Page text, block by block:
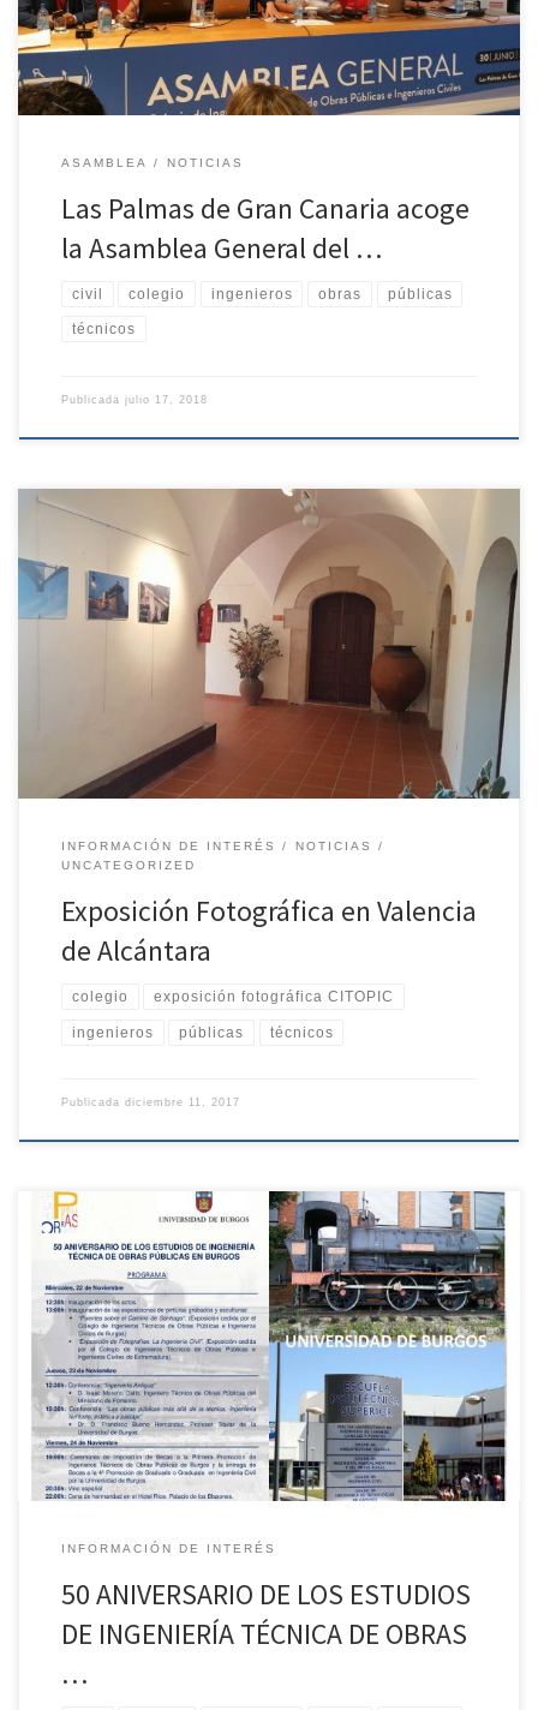
se ha contado con la presencia del: presidente del […]
ASAMBLEA NOTICIAS
Las Palmas de Gran Canaria acoge
la Asamblea General del …
civil colegio ingenieros obras públicas
técnicos
Publicada julio 17, 2018
La exposición fotográfica del CITOPIC de Extremadura ha
viajado esta vez hasta Valencia de Alcántara, y la hemos dejado
montada en el Conventual de Santa Clara, con motivo de los actos
municipales conmemorativos del bicentenario del nacimiento, del
insigne ingeniero valenciano D. Cipriano Segundo […]
INFORMACIÓN DE INTERÉS
NOTICIAS
UNCATEGORIZED
Exposición Fotográfica en Valencia
de Alcántara
colegio exposición fotográfica CITOPIC
ingenieros públicas técnicos
Publicada diciembre 11, 2017
Apreciado/a compañero/a Con motivo del 50 Aniversario de la
Inauguración de la Escuela Universitaria de Ingeniería Técnica de
Obras Públicas de Burgos, la Escuela Politécnica Superior, con la
colaboración del CITOPIC de Castilla y León Oriental, organiza los
días 22, 23 y 24 de noviembre varios actos en conmemoración de
[…]
INFORMACIÓN DE INTERÉS
50 ANIVERSARIO DE LOS ESTUDIOS
DE INGENIERÍA TÉCNICA DE OBRAS
…